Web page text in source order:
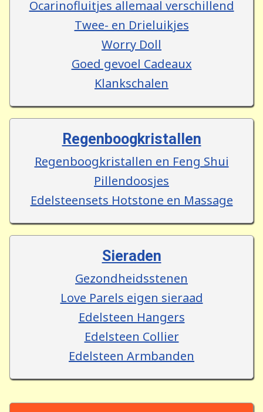
Ocarinofluitjes allemaal verschillend
Twee- en Drieluikjes
Worry Doll
Goed gevoel Cadeaux
Klankschalen
Regenboogkristallen
Regenboogkristallen en Feng Shui
Pillendoosjes
Edelsteensets Hotstone en Massage
Sieraden
Gezondheidsstenen
Love Parels eigen sieraad
Edelsteen Hangers
Edelsteen Collier
Edelsteen Armbanden